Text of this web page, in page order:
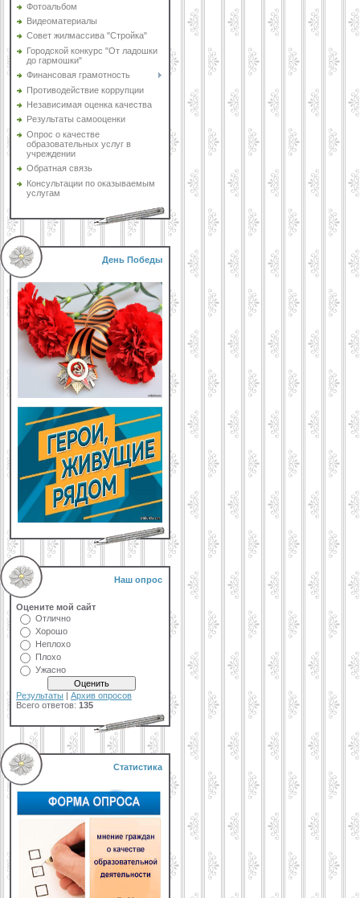
Фотоальбом
Видеоматериалы
Совет жилмассива "Стройка"
Городской конкурс "От ладошки
до гармошки"
Финансовая грамотность
Противодействие коррупции
Независимая оценка качества
Результаты самооценки
Опрос о качестве
образовательных услуг в
учреждении
Обратная связь
Консультации по оказываемым
услугам
День Победы
Наш опрос
Оцените мой сайт
Отлично
Хорошо
Неплохо
Плохо
Ужасно
Результаты | Архив опросов
Всего ответов: 135
Статистика